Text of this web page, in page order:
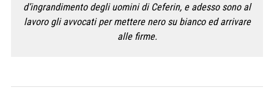
d’ingrandimento degli uomini di Ceferin, e adesso sono al
lavoro gli avvocati per mettere nero su bianco ed arrivare
alle firme.